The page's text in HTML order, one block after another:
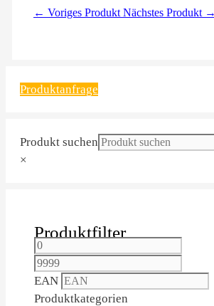
← Voriges Produkt Nächstes Produkt →
Produktanfrage
Produkt suchen
×
Produktfilter
EAN
Produktkategorien